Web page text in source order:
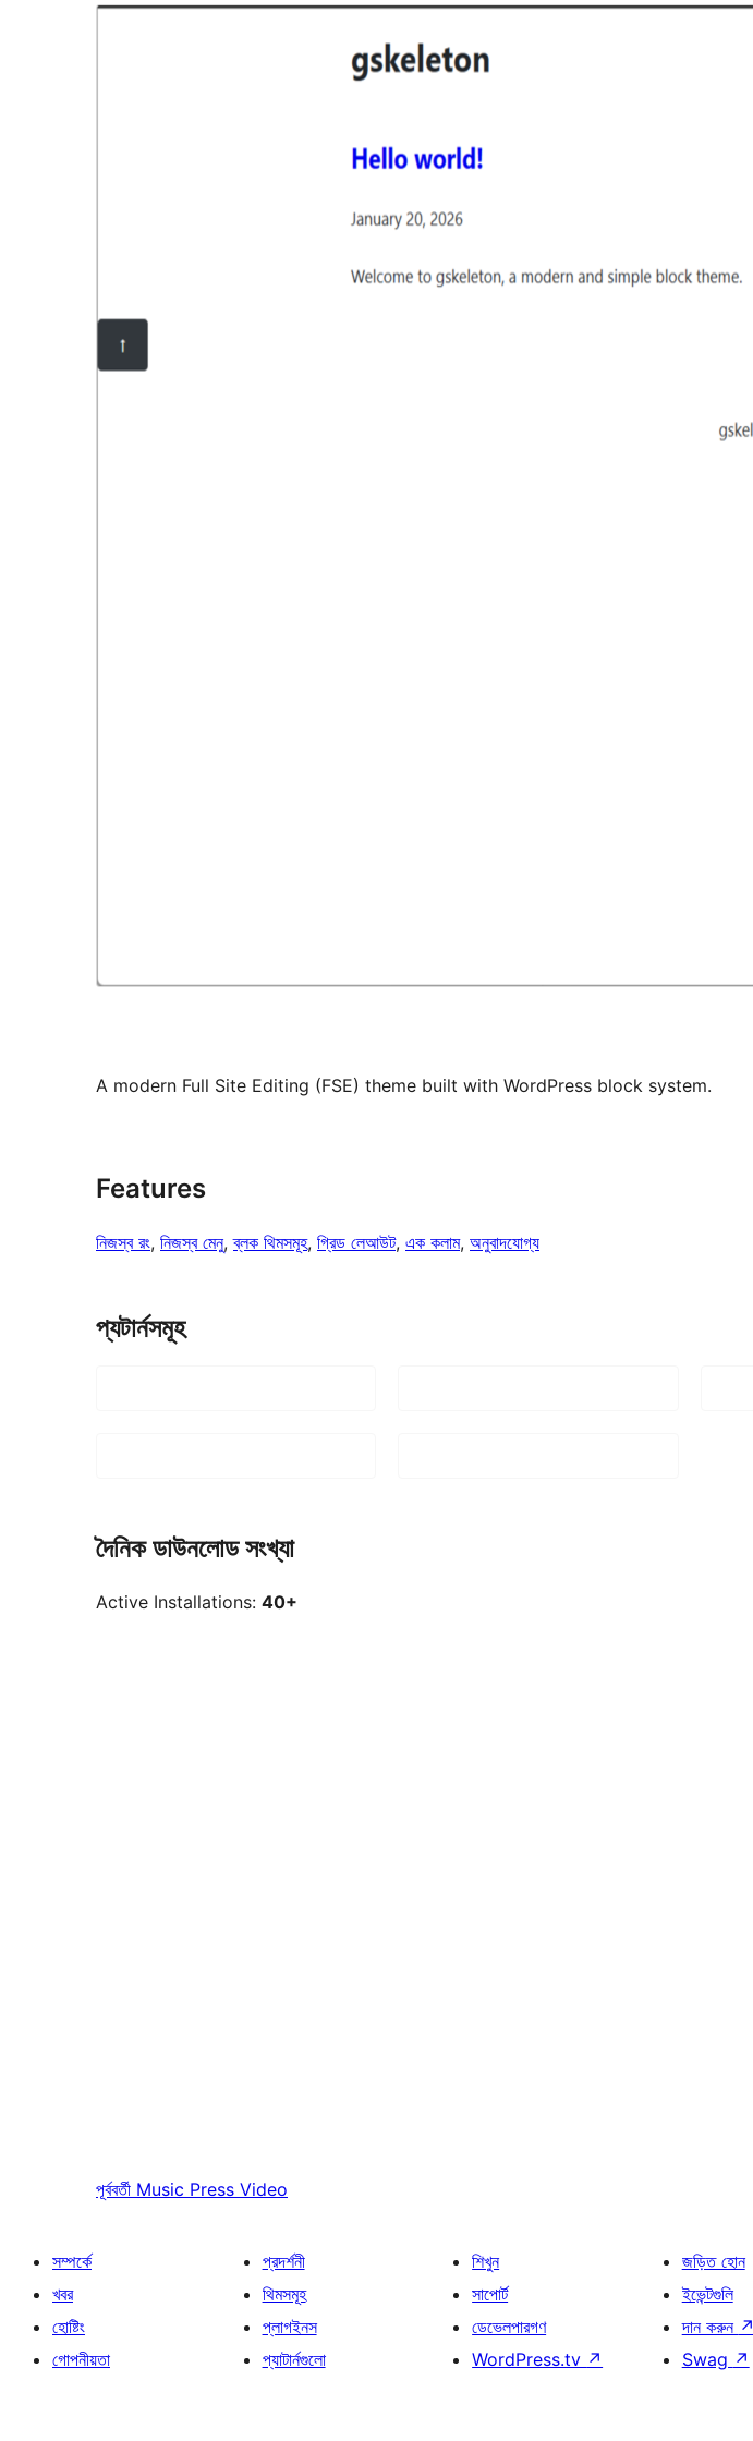
A modern Full Site Editing (FSE) theme built with WordPress block system.
Features
নিজস্ব রং, নিজস্ব মেনু, ব্লক থিমসমূহ, গ্রিড লেআউট, এক কলাম, অনুবাদযোগ্য
প্যটার্নসমূহ
দৈনিক ডাউনলোড সংখ্যা
Active Installations: 40+
পূর্ববর্তী Music Press Video
সম্পর্কে
খবর
হোষ্টিং
গোপনীয়তা
প্রদর্শনী
থিমসমূহ
প্লাগইনস
প্যাটার্নগুলো
শিখুন
সাপোর্ট
ডেভেলপারগণ
WordPress.tv ↗
জড়িত হোন
ইভেন্টগুলি
দান করুন ↗
Swag ↗